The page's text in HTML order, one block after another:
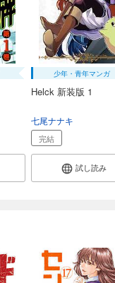
少年・青年マンガ
Helck 新装版 1
七尾ナナキ
完結
試し読み